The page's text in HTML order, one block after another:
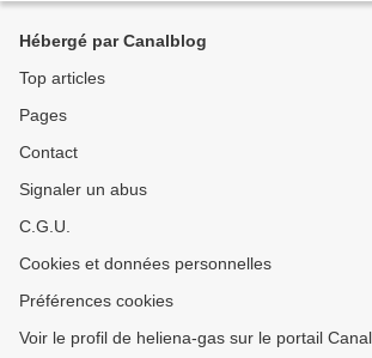
Hébergé par Canalblog
Top articles
Pages
Contact
Signaler un abus
C.G.U.
Cookies et données personnelles
Préférences cookies
Voir le profil de heliena-gas sur le portail